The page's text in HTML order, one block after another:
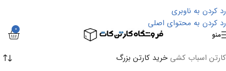
رد کردن به ناوبری
رد کردن به محتوای اصلی
منو
0
کارتن اسباب کشی خرید کارتن بزرگ